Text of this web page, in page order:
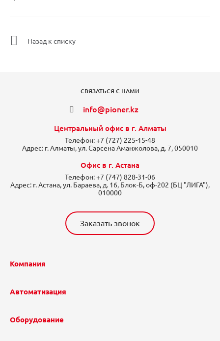
Назад к списку
СВЯЗАТЬСЯ С НАМИ
info@pioner.kz
Центральный офис в г. Алматы
Телефон:+7 (727) 225-15-48
Адрес: г. Алматы, ул. Сарсена Аманжолова, д. 7, 050010
Офис в г. Астана
Телефон:+7 (747) 828-31-06
Адрес: г. Астана, ул. Бараева, д. 16, Блок-Б, оф-202 (БЦ "ЛИГА"),
010000
Заказать звонок
Компания
Автоматизация
Оборудование